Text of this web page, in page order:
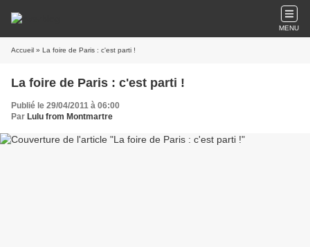
MENU
Accueil » La foire de Paris : c'est parti !
La foire de Paris : c'est parti !
Publié le 29/04/2011 à 06:00
Par Lulu from Montmartre